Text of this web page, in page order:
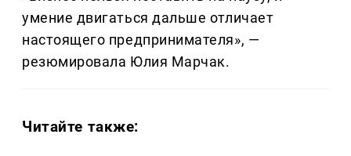
умение двигаться дальше отличает
настоящего предпринимателя», —
резюмировала Юлия Марчак.
Читайте также: